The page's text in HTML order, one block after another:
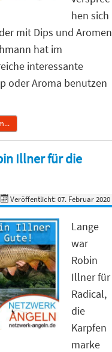
hen sich
mit Dips und Aromen
hat im
interessante
oder Aroma benutzen
Illner für die
Veröffentlicht: 07. Februar 2020
Lange
war
Robin
Illner für
Radical,
die
Karpfen
marke